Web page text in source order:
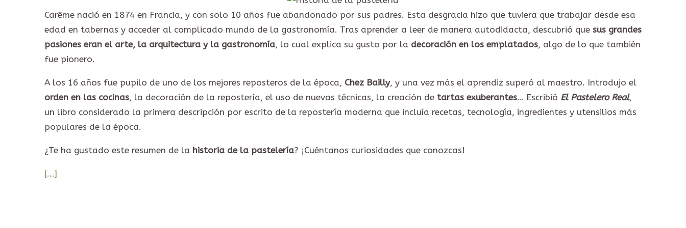
Carême nació en 1874 en Francia, y con solo 10 años fue abandonado por sus padres. Esta desgracia hizo que tuviera que trabajar desde esa
edad en tabernas y acceder al complicado mundo de la gastronomía. Tras aprender a leer de manera autodidacta, descubrió que sus grandes
pasiones eran el arte, la arquitectura y la gastronomía, lo cual explica su gusto por la decoración en los emplatados, algo de lo que también
fue pionero.
A los 16 años fue pupilo de uno de los mejores reposteros de la época, Chez Bailly, y una vez más el aprendiz superó al maestro. Introdujo el
orden en las cocinas, la decoración de la repostería, el uso de nuevas técnicas, la creación de tartas exuberantes… Escribió El Pastelero Real,
un libro considerado la primera descripción por escrito de la repostería moderna que incluía recetas, tecnología, ingredientes y utensilios más
populares de la época.
¿Te ha gustado este resumen de la historia de la pastelería? ¡Cuéntanos curiosidades que conozcas!
[...]